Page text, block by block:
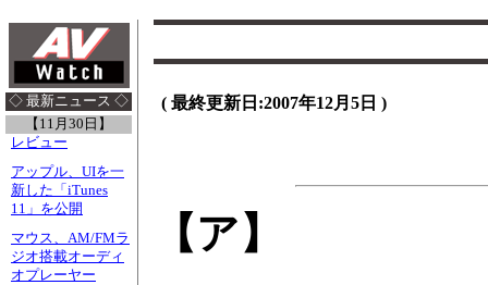
◇ 最新ニュース ◇
【11月30日】
レビュー
アップル、UIを一
新した「iTunes
11」を公開
マウス、AM/FMラ
ジオ搭載オーディ
オプレーヤー
( 最終更新日:2007年12月5日 )
【ア】